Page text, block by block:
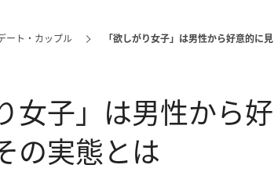
ート・カップル 「欲しがり女子」は男性から好意的
女子」は男性から
実態とは